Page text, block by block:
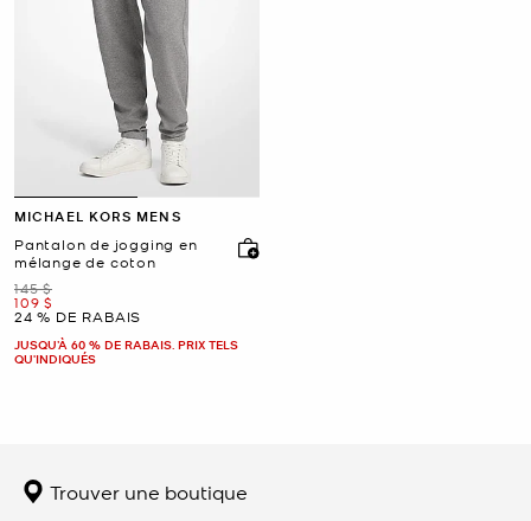
MICHAEL KORS MENS
Pantalon de jogging en
mélange de coton
était
145 $
maintenant
109 $
24 % DE RABAIS
JUSQU’À 60 % DE RABAIS. PRIX TELS
QU'INDIQUÉS
Trouver une boutique